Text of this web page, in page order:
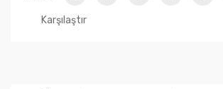
Karşılaştır